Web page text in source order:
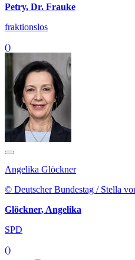
Petry, Dr. Frauke
fraktionslos
()
Angelika Glöckner
© Deutscher Bundestag / Stella
Glöckner, Angelika
SPD
()